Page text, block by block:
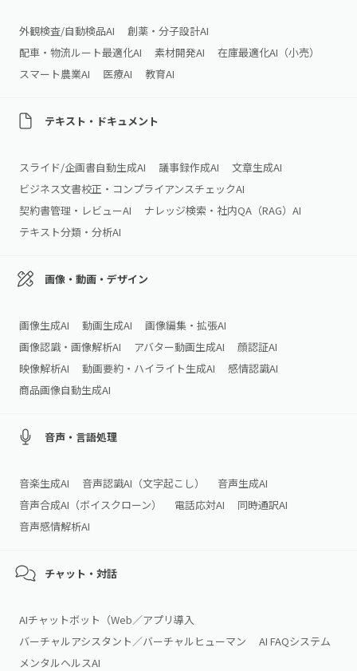
外観検査/自動検品AI
創薬・分子設計AI
配車・物流ルート最適化AI
素材開発AI
在庫最適化AI（小売）
スマート農業AI
医療AI 教育AI
テキスト・ドキュメント
スライド/企画書自動生成AI 議事録作成AI
文章生成AI
ビジネス文書校正・コンプライアンスチェックAI
契約書管理・レビューAI
ナレッジ検索・社内QA（RAG）AI
テキスト分類・分析AI
画像・動画・デザイン
画像生成AI 動画生成AI
画像編集・拡張AI
画像認識・画像解析AI
アバター動画生成AI
顔認証AI
映像解析AI
動画要約・ハイライト生成AI
感情認識AI
商品画像自動生成AI
音声・言語処理
音楽生成AI 音声認識AI（文字起こし）
音声生成AI
音声合成AI（ボイスクローン）
電話応対AI
同時通訳AI
音声感情解析AI
チャット・対話
AIチャットボット（Web／アプリ導入
バーチャルアシスタント／バーチャルヒューマン
AI FAQシステム
メンタルヘルスAI